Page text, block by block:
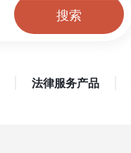
搜索
法律服务产品